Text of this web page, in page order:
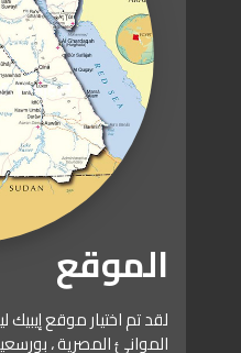
الموقع
لقد تم اختيار موقع
الموانئ المصرية ،